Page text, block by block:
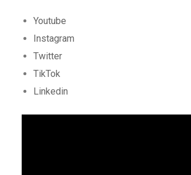
Youtube
Instagram
Twitter
TikTok
Linkedin